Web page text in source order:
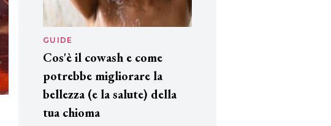
GUIDE
Cos'è il cowash e come
potrebbe migliorare la
bellezza (e la salute) della
tua chioma